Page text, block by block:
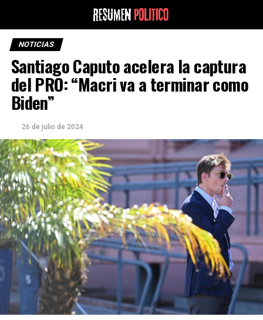
NOTICIAS
Santiago Caputo acelera la captura
del PRO: “Macri va a terminar como
Biden”
26 de julio de 2024